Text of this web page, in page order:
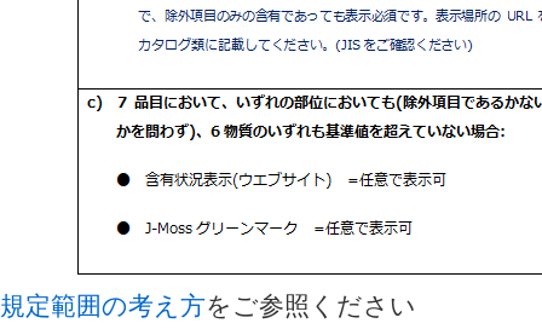
規定範囲の考え方をご参照ください